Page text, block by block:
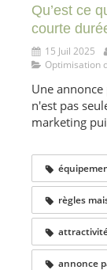
Qu’est ce
courte
15 Juil 2025
Optimisation
Une
n'est pas
marketing
règles
annonce